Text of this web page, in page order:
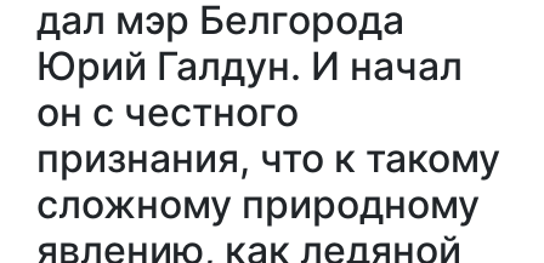
дал мэр Белгорода
Юрий Галдун. И начал
он с честного
признания, что к такому
сложному природному
явлению, как ледяной